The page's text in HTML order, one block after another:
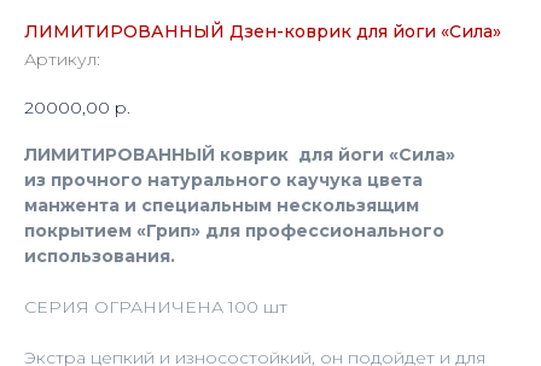
ЛИМИТИРОВАННЫЙ Дзен-коврик для йоги «Сила»
Артикул:
20000,00 р.
ЛИМИТИРОВАННЫЙ коврик для йоги «Сила»
из прочного натурального каучука цвета
манжента и специальным нескользящим
покрытием «Грип» для профессионального
использования.
СЕРИЯ ОГРАНИЧЕНА 100 шт
Экстра цепкий и износостойкий, он подойдет и для